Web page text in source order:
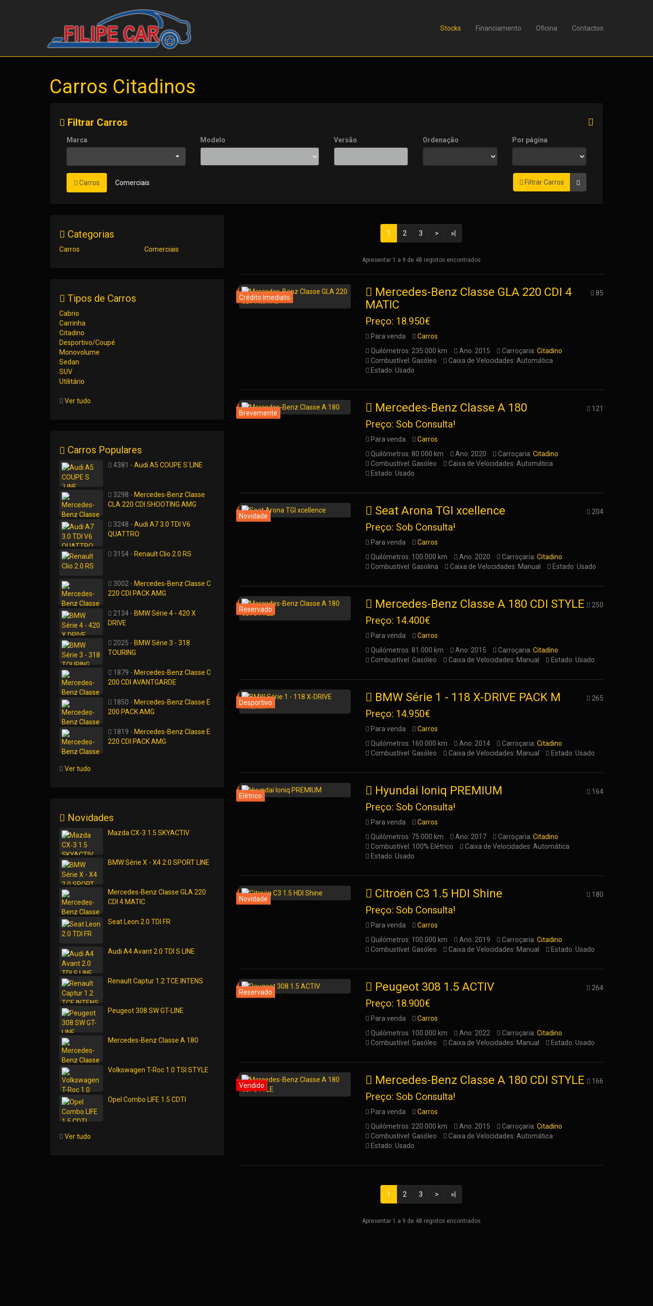
Stocks Financiamento Oficina Contactos
Carros Citadinos
Filtrar Carros
Marca Modelo Versão Ordenação Por página
Carros Comerciais Filtrar Carros
1 2 3 > »|
Apresentar 1 a 9 de 48 registos encontrados
85
Mercedes-Benz Classe GLA 220 CDI 4
MATIC
Preço: 18.950€
Para venda
Carros
Quilómetros: 235.000 km
Ano: 2015 Carroçaria: Citadino
Combustível: Gasóleo
Caixa de Velocidades: Automática
Estado: Usado
121
Mercedes-Benz Classe A 180
Preço: Sob Consulta!
Para venda
Carros
Quilómetros: 80.000 km
Ano: 2020 Carroçaria: Citadino
Combustível: Gasóleo
Caixa de Velocidades: Automática
Estado: Usado
204
Seat Arona TGI xcellence
Preço: Sob Consulta!
Para venda
Carros
Quilómetros: 100.000 km
Ano: 2020 Carroçaria: Citadino
Combustível: Gasolina
Caixa de Velocidades: Manual Estado: Usado
250
Mercedes-Benz Classe A 180 CDI STYLE
Preço: 14.400€
Para venda
Carros
Quilómetros: 81.000 km
Ano: 2015 Carroçaria: Citadino
Combustível: Gasóleo
Caixa de Velocidades: Manual Estado: Usado
265
BMW Série 1 - 118 X-DRIVE PACK M
Preço: 14.950€
Para venda
Carros
Quilómetros: 160.000 km
Ano: 2014 Carroçaria: Citadino
Combustível: Gasóleo
Caixa de Velocidades: Manual Estado: Usado
164
Hyundai Ioniq PREMIUM
Preço: Sob Consulta!
Para venda
Carros
Quilómetros: 75.000 km
Ano: 2017 Carroçaria: Citadino
Combustível: 100% Elétrico
Caixa de Velocidades: Automática
Estado: Usado
180
Citroën C3 1.5 HDI Shine
Preço: Sob Consulta!
Para venda
Carros
Quilómetros: 100.000 km
Ano: 2019 Carroçaria: Citadino
Combustível: Gasóleo
Caixa de Velocidades: Manual Estado: Usado
264
Peugeot 308 1.5 ACTIV
Preço: 18.900€
Para venda
Carros
Quilómetros: 100.000 km
Ano: 2022 Carroçaria: Citadino
Combustível: Gasóleo
Caixa de Velocidades: Manual Estado: Usado
166
Mercedes-Benz Classe A 180 CDI STYLE
Preço: Sob Consulta!
Para venda
Carros
Quilómetros: 220.000 km
Ano: 2015 Carroçaria: Citadino
Combustível: Gasóleo
Caixa de Velocidades: Automática
Estado: Usado
1 2 3 > »|
Apresentar 1 a 9 de 48 registos encontrados
Categorias
Carros Comerciais
Tipos de Carros
Cabrio
Carrinha
Citadino
Desportivo/Coupé
Monovolume
Sedan
SUV
Utilitário
Ver tudo
Carros Populares
4381 - Audi A5 COUPE S´LINE
3298 - Mercedes-Benz Classe
CLA 220 CDI SHOOTING AMG
3248 - Audi A7 3.0 TDI V6
QUATTRO
3154 - Renault Clio 2.0 RS
3002 - Mercedes-Benz Classe C
220 CDI PACK AMG
2134 - BMW Série 4 - 420 X
DRIVE
2025 - BMW Série 3 - 318
TOURING
1879 - Mercedes-Benz Classe C
200 CDI AVANTGARDE
1850 - Mercedes-Benz Classe E
200 PACK AMG
1819 - Mercedes-Benz Classe E
220 CDI PACK AMG
Ver tudo
Novidades
Mazda CX-3 1.5 SKYACTIV
BMW Série X - X4 2.0 SPORT LINE
Mercedes-Benz Classe GLA 220
CDI 4 MATIC
Seat Leon 2.0 TDI FR
Audi A4 Avant 2.0 TDI S LINE
Renault Captur 1.2 TCE INTENS
Peugeot 308 SW GT-LINE
Mercedes-Benz Classe A 180
Volkswagen T-Roc 1.0 TSI STYLE
Opel Combo LIFE 1.5 CDTI
Ver tudo